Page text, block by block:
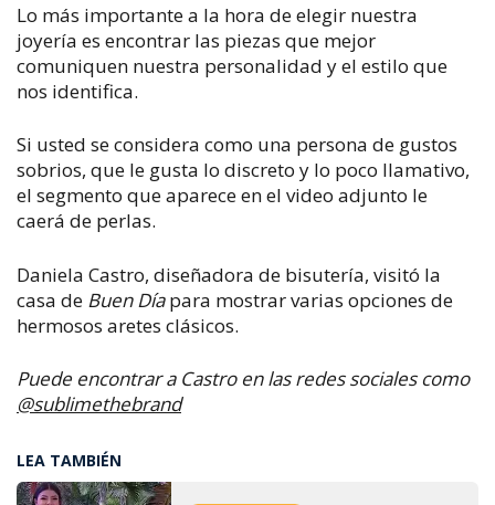
Lo más importante a la hora de elegir nuestra
joyería es encontrar las piezas que mejor
comuniquen nuestra personalidad y el estilo que
nos identifica.
Si usted se considera como una persona de gustos
sobrios, que le gusta lo discreto y lo poco llamativo,
el segmento que aparece en el video adjunto le
caerá de perlas.
Daniela Castro, diseñadora de bisutería, visitó la
casa de Buen Díapara mostrar varias opciones de
hermosos aretes clásicos.
Puede encontrar a Castro en las redes sociales como
@sublimethebrand
LEA TAMBIÉN